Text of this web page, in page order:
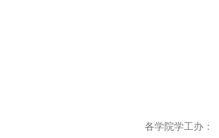
各学院学工办：